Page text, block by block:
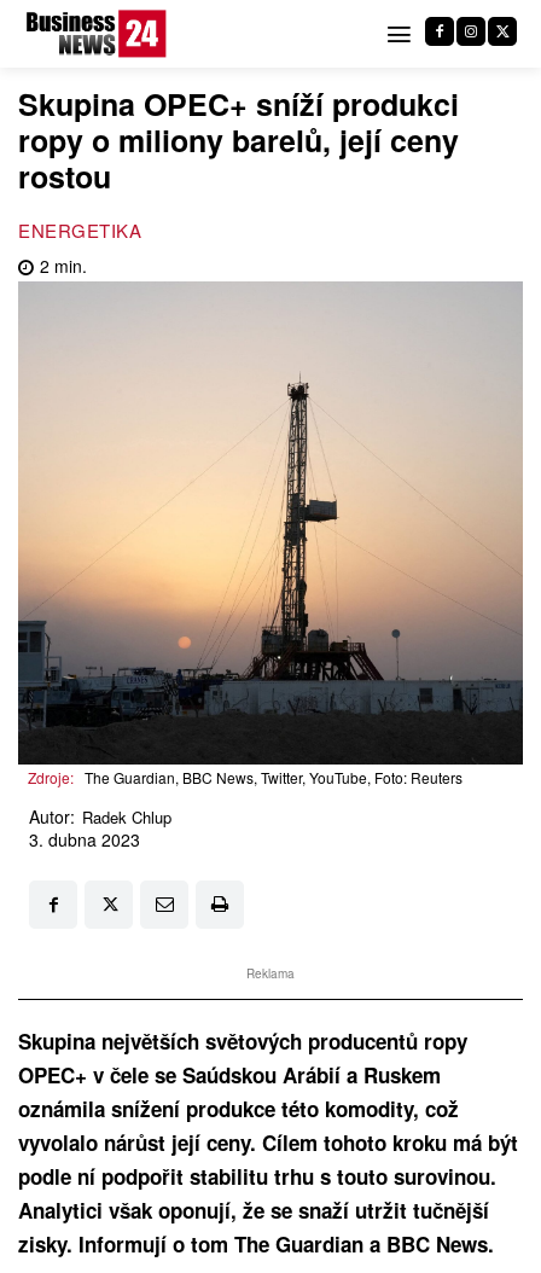
Skupina OPEC+ sníží produkci
ropy o miliony barelů, její ceny
rostou
ENERGETIKA
2 min.
Zdroje: The Guardian, BBC News, Twitter, YouTube, Foto: Reuters
Autor: Radek Chlup
3. dubna 2023
Reklama
Skupina největších světových producentů ropy
OPEC+ v čele se Saúdskou Arábií a Ruskem
oznámila snížení produkce této komodity, což
vyvolalo nárůst její ceny. Cílem tohoto kroku má být
podle ní podpořit stabilitu trhu s touto surovinou.
Analytici však oponují, že se snaží utržit tučnější
zisky. Informují o tom The Guardian a BBC News.